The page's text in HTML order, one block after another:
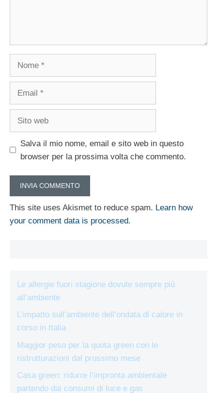
Nome
Email
Sito
Salva il mio nome, email e sito web in questo
browser per la prossima volta che commento.
This site uses Akismet to reduce spam. Learn how
your comment data is processed.
Le allergie fuori stagione dovute sempre più
all’ambiente
L’impatto sull’ambiente dell’ondata di calore in
corso in Italia
Maggior peso per la quota green con le
ristrutturazioni dal prossimo mese
Casa green: ridurre l’impronta ambientale
partendo dai consumi di luce e gas